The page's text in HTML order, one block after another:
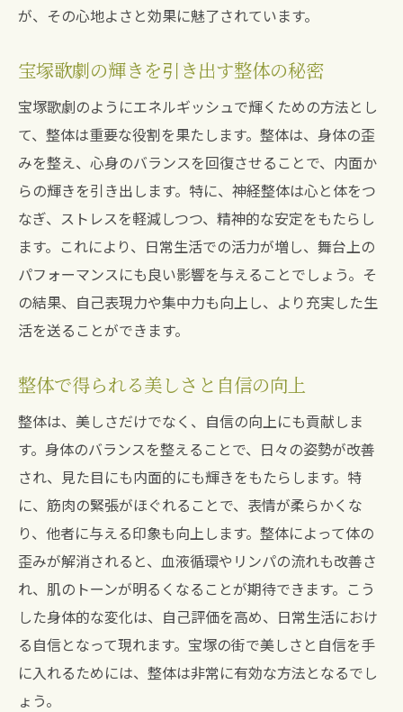
が、その心地よさと効果に魅了されています。
宝塚歌劇の輝きを引き出す整体の秘密
宝塚歌劇のようにエネルギッシュで輝くための方法とし
て、整体は重要な役割を果たします。整体は、身体の歪
みを整え、心身のバランスを回復させることで、内面か
らの輝きを引き出します。特に、神経整体は心と体をつ
なぎ、ストレスを軽減しつつ、精神的な安定をもたらし
ます。これにより、日常生活での活力が増し、舞台上の
パフォーマンスにも良い影響を与えることでしょう。そ
の結果、自己表現力や集中力も向上し、より充実した生
活を送ることができます。
整体で得られる美しさと自信の向上
整体は、美しさだけでなく、自信の向上にも貢献しま
す。身体のバランスを整えることで、日々の姿勢が改善
され、見た目にも内面的にも輝きをもたらします。特
に、筋肉の緊張がほぐれることで、表情が柔らかくな
り、他者に与える印象も向上します。整体によって体の
歪みが解消されると、血液循環やリンパの流れも改善さ
れ、肌のトーンが明るくなることが期待できます。こう
した身体的な変化は、自己評価を高め、日常生活におけ
る自信となって現れます。宝塚の街で美しさと自信を手
に入れるためには、整体は非常に有効な方法となるでし
ょう。